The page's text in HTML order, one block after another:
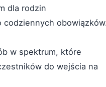
dla rodzin
codziennych
w spektrum, które
do wejścia na